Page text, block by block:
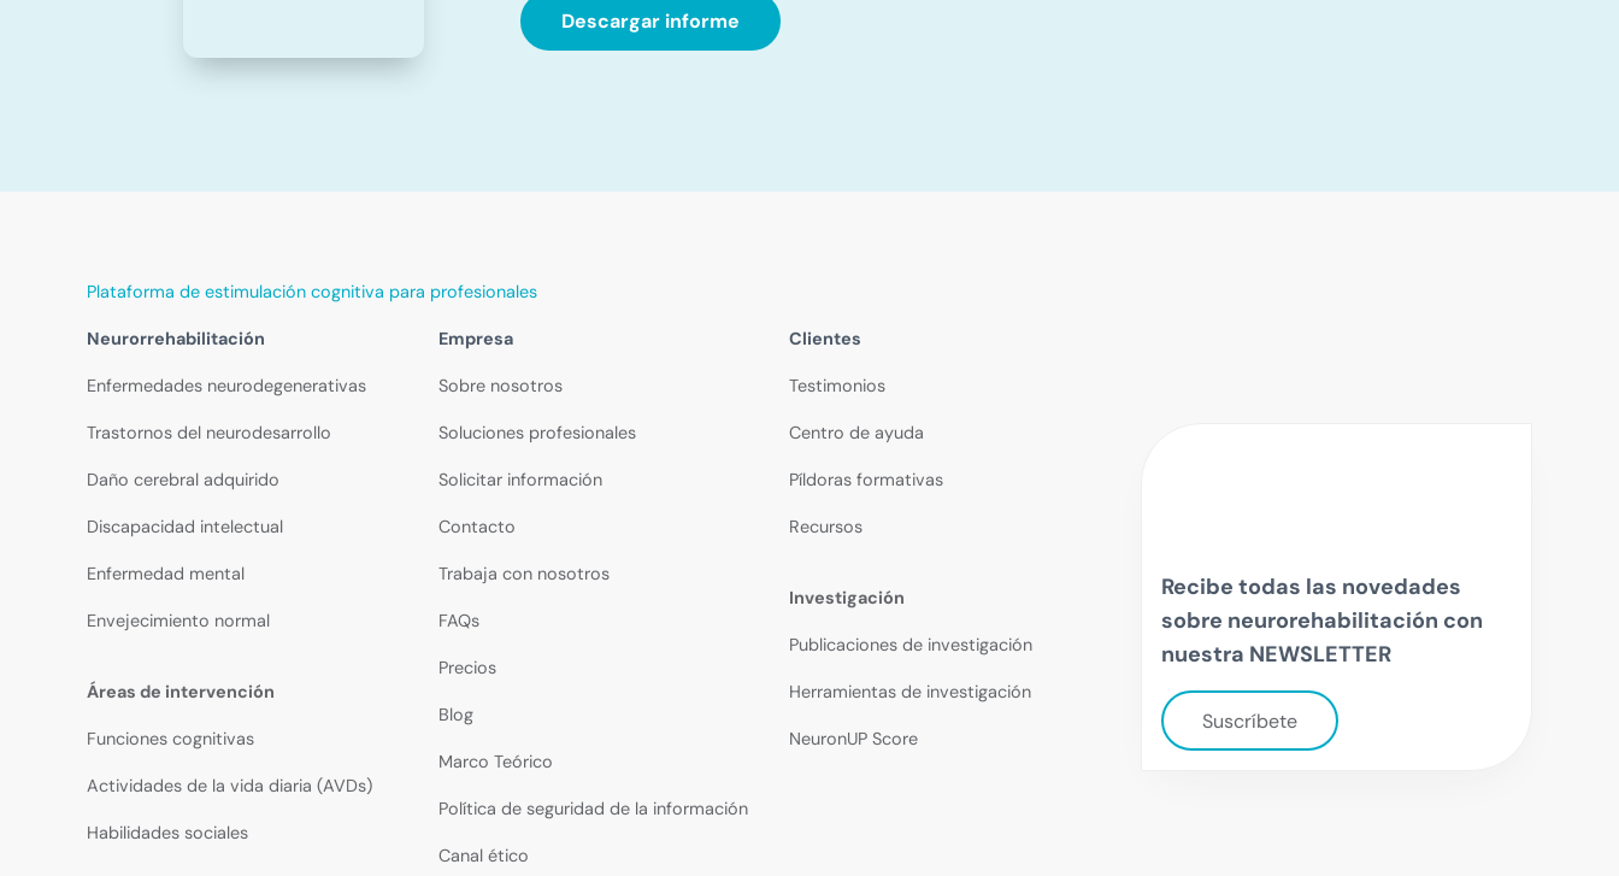
Descargar informe
Plataforma de estimulación cognitiva para profesionales
Neurorrehabilitación
Enfermedades neurodegenerativas
Trastornos del neurodesarrollo
Daño cerebral adquirido
Discapacidad intelectual
Enfermedad mental
Envejecimiento normal
Áreas de intervención
Funciones cognitivas
Actividades de la vida diaria (AVDs)
Habilidades sociales
Empresa
Sobre nosotros
Soluciones profesionales
Solicitar información
Contacto
Trabaja con nosotros
FAQs
Precios
Blog
Marco Teórico
Política de seguridad de la información
Canal ético
Clientes
Testimonios
Centro de ayuda
Píldoras formativas
Recursos
Investigación
Publicaciones de investigación
Herramientas de investigación
NeuronUP Score
Recibe todas las novedades
sobre neurorehabilitación con
nuestra NEWSLETTER
Suscríbete